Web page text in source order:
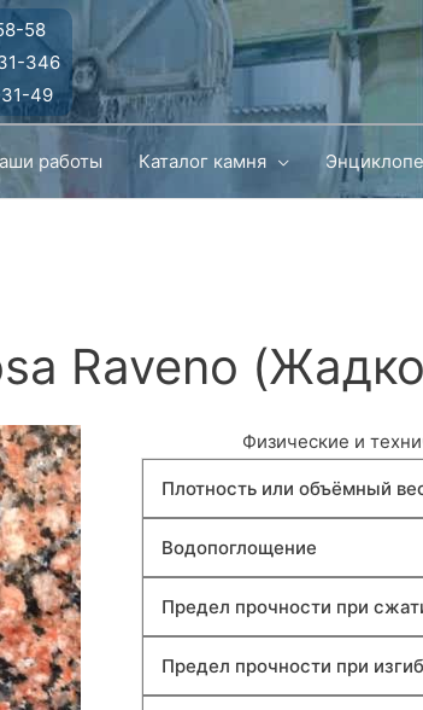
58
346
49
работы Каталог камня
Raveno
Физические и
Плотность или объёмный
Водопоглощение
Предел прочности при
Предел прочности при